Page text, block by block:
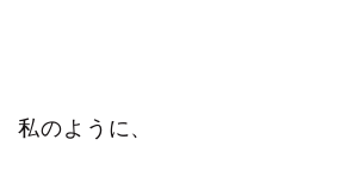
私のように、